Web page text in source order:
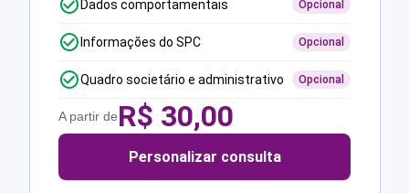
Dados comportamentais Opcional
Informações do SPC Opcional
Quadro societário e administrativo Opcional
A partir deR$ 30,00
Personalizar consulta